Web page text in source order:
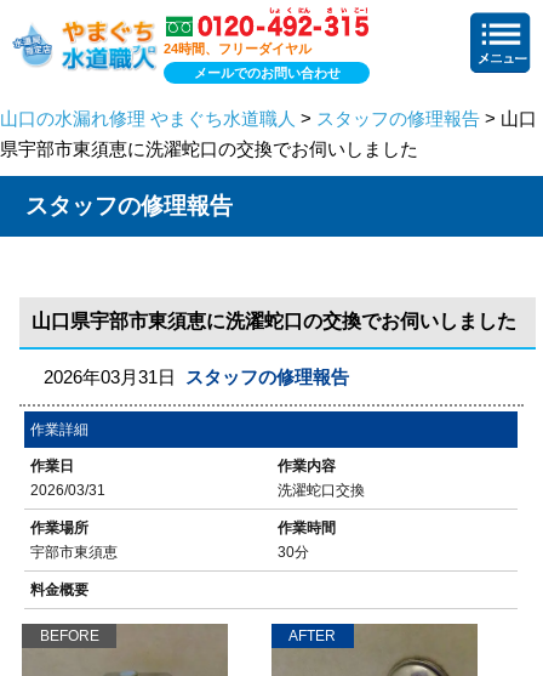
24時間、フリーダイヤル
メールでのお問い合わせ
山口の水漏れ修理 やまぐち水道職人 > スタッフの修理報告 > 山口
県宇部市東須恵に洗濯蛇口の交換でお伺いしました
スタッフの修理報告
山口県宇部市東須恵に洗濯蛇口の交換でお伺いしました
2026年03月31日 スタッフの修理報告
作業詳細
作業日
2026/03/31
作業内容
洗濯蛇口交換
作業場所
宇部市東須恵
作業時間
30分
料金概要
BEFORE AFTER